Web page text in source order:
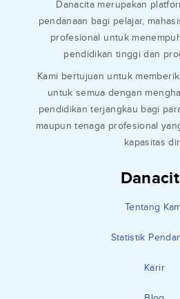
Tentang
Statistik
Karir
Danacita merupakan
pendanaan bagi pelajar,
profesional untuk
pendidikan tinggi dan
Kami bertujuan untuk
untuk semua dengan
pendidikan terjangkau bagi
maupun tenaga profesional
kapasitas